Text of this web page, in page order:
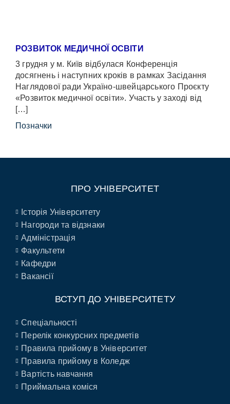
РОЗВИТОК МЕДИЧНОЇ ОСВІТИ
3 грудня у м. Київ відбулася Конференція
досягнень і наступних кроків в рамках Засідання
Наглядової ради Україно-швейцарського Проєкту
«Розвиток медичної освіти». Участь у заході від
[…]
Позначки
ПРО УНІВЕРСИТЕТ
Історія Університету
Нагороди та відзнаки
Адміністрація
Факультети
Кафедри
Вакансії
ВСТУП ДО УНІВЕРСИТЕТУ
Спеціальності
Перелік конкурсних предметів
Правила прийому в Університет
Правила прийому в Коледж
Вартість навчання
Приймальна коміся